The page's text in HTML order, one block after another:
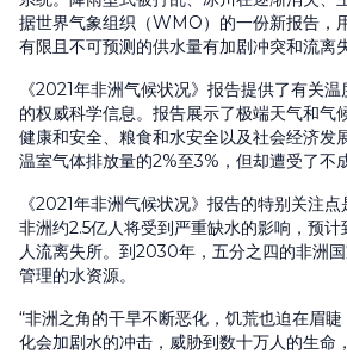
据世界气象组织（WMO）的一份新报告，
有限且不可预测的供水量有加剧冲突和流离
《2021年非洲气候状况》报告提供了有关
的权威科学信息。报告展示了极端天气和气
健康和安全、粮食和水安全以及社会经济发
温室气体排放量的2%至3%，但却遭受了不
《2021年非洲气候状况》报告的特别关注点
非洲约2.5亿人将受到严重缺水的影响，预
人流离失所。到2030年，五分之四的非洲
管理的水资源。
“非洲之角的干旱不断恶化，饥荒也迫在眉
化会加剧水的冲击，威胁到数十万人的生命